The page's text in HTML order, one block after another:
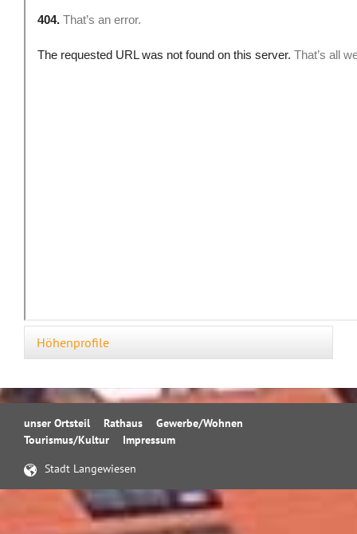
Höhenprofile
Navigation
überspringen
unser Ortsteil Rathaus
Gewerbe/Wohnen
Tourismus/Kultur
Impressum
Stadt Langewiesen